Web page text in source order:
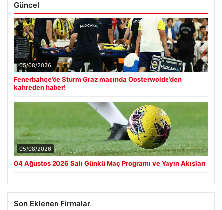
Güncel
05/08/2026
Fenerbahçe’de Sturm Graz maçında Oosterwolde’den
kahreden haber!
05/08/2026
04 Ağustos 2026 Salı Günkü Maç Programı ve Yayın Akışları
Son Eklenen Firmalar